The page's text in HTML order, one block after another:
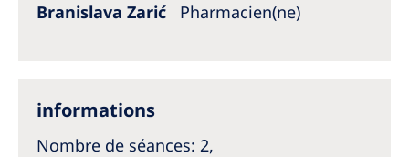
Branislava Zarić Pharmacien(ne)
informations
Nombre de séances: 2,